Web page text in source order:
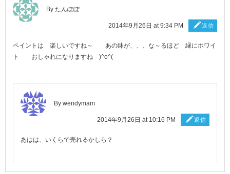
By たんぽぽ
2014年9月26日 at 9:34 PM 返信
ペイントは 楽しいですね～ あの鉢が、、、な～るほど 縁にホワイ
ト おしゃれになりますね )^o^(
By wendymam
2014年9月26日 at 10:16 PM 返信
あはは、いくらで売れるかしら？